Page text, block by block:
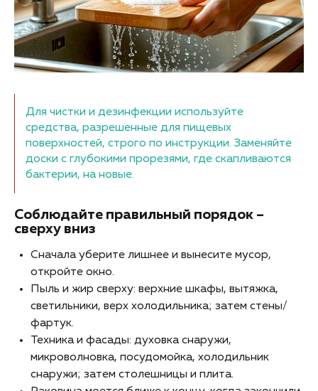
Для чистки и дезинфекции используйте
средства, разрешенные для пищевых
поверхностей, строго по инструкции. Заменяйте
доски с глубокими прорезями, где скапливаются
бактерии, на новые.
Соблюдайте правильный порядок –
сверху вниз
Сначала уберите лишнее и вынесите мусор,
откройте окно.
Пыль и жир сверху: верхние шкафы, вытяжка,
светильники, верх холодильника; затем стены/
фартук.
Техника и фасады: духовка снаружи,
микроволновка, посудомойка, холодильник
снаружи; затем столешницы и плита.